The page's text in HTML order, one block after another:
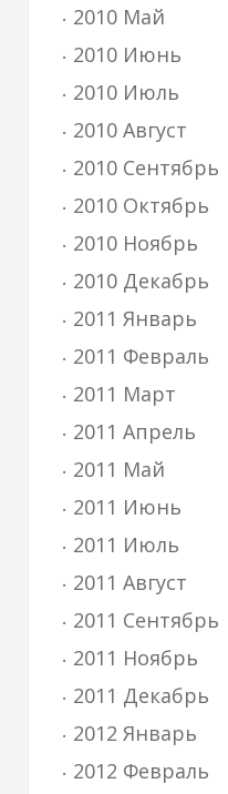
2010 Май
2010 Июнь
2010 Июль
2010 Август
2010 Сентябрь
2010 Октябрь
2010 Ноябрь
2010 Декабрь
2011 Январь
2011 Февраль
2011 Март
2011 Апрель
2011 Май
2011 Июнь
2011 Июль
2011 Август
2011 Сентябрь
2011 Ноябрь
2011 Декабрь
2012 Январь
2012 Февраль